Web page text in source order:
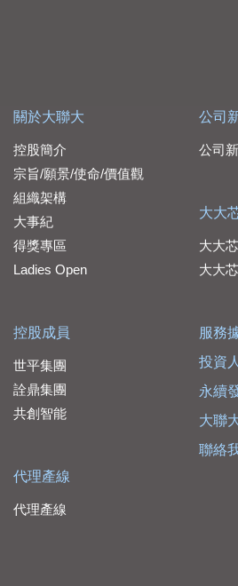
關於大聯大
控股簡介
宗旨/願景/使命/價值觀
組織架構
大事紀
得獎專區
Ladies Open
控股成員
世平集團
詮鼎集團
共創智能
代理產線
代理產線
公司
公司
大大
大大
大大
服務
投資
永續
大聯
聯絡